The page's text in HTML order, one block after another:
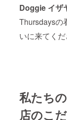
Doggie イザ
Thursdaysの
いに来てくだ
私たち
店のこ